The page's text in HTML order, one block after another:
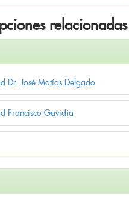
relacionadas
Dr. José Matías Delgado
Francisco Gavidia